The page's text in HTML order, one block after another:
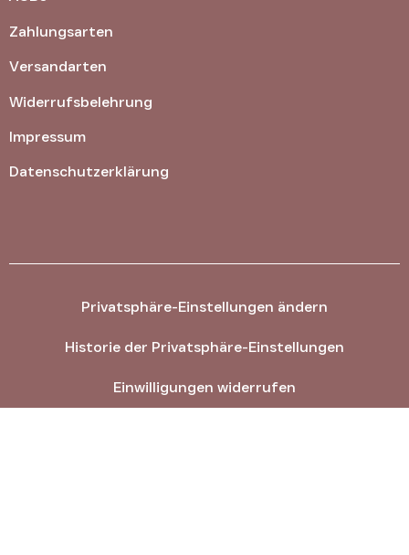
Zahlungsarten
Versandarten
Widerrufsbelehrung
Impressum
Datenschutzerklärung
Privatsphäre-Einstellungen ändern
Historie der Privatsphäre-Einstellungen
Einwilligungen widerrufen